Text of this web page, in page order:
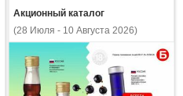
Акционный каталог
(28 Июля - 10 Августа 2026)